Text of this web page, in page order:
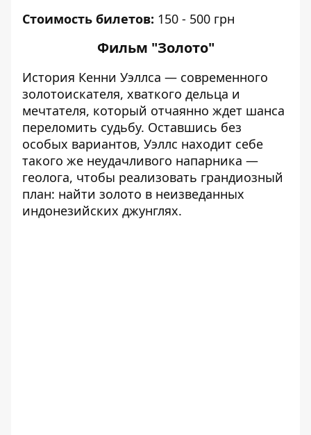
Стоимость билетов: 150 - 500 грн
Фильм "Золото"
История Кенни Уэллса — современного
золотоискателя, хваткого дельца и
мечтателя, который отчаянно ждет шанса
переломить судьбу. Оставшись без
особых вариантов, Уэллс находит себе
такого же неудачливого напарника —
геолога, чтобы реализовать грандиозный
план: найти золото в неизведанных
индонезийских джунглях.